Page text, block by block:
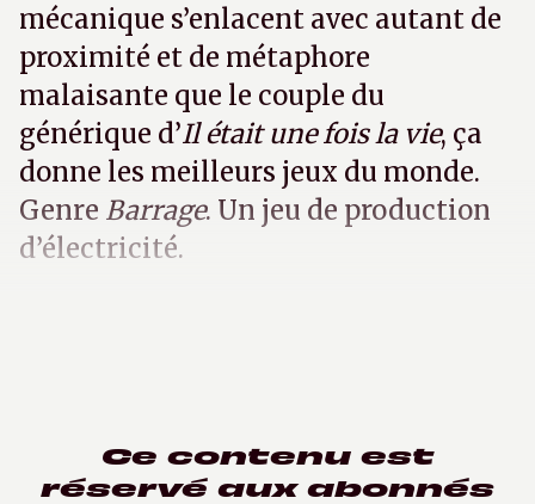
mécanique s’enlacent avec autant de
proximité et de métaphore
malaisante que le couple du
générique d’Il était une fois la vie, ça
donne les meilleurs jeux du monde.
Genre Barrage. Un jeu de production
d’électricité.
Ce contenu est
réservé aux abonnés